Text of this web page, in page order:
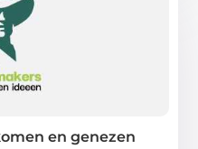
en genezen